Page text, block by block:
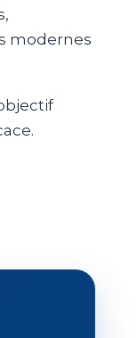
modernes